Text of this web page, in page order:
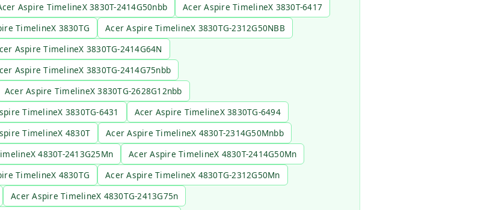
Aspire TimelineX 3830T-2414G50nbb
Acer Aspire TimelineX 3830T-6417
TimelineX 3830TG
Acer Aspire TimelineX 3830TG-2312G50NBB
Aspire TimelineX 3830TG-2414G64N
Aspire TimelineX 3830TG-2414G75nbb
Acer Aspire TimelineX 3830TG-2628G12nbb
TimelineX 3830TG-6431
Acer Aspire TimelineX 3830TG-6494
TimelineX 4830T
Acer Aspire TimelineX 4830T-2314G50Mnbb
4830T-2413G25Mn
Acer Aspire TimelineX 4830T-2414G50Mn
TimelineX 4830TG
Acer Aspire TimelineX 4830TG-2312G50Mn
Acer Aspire TimelineX 4830TG-2413G75n